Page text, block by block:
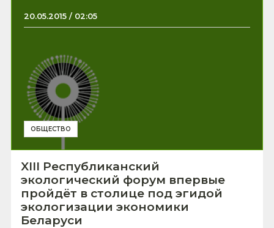
20.05.2015 / 02:05
ОБЩЕСТВО
XIII Республиканский
экологический форум впервые
пройдёт в столице под эгидой
экологизации экономики
Беларуси